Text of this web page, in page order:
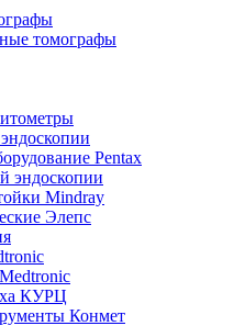
томографы
Pentax
эндоскопии
Mindray
Элепс
КУРЦ
Конмет